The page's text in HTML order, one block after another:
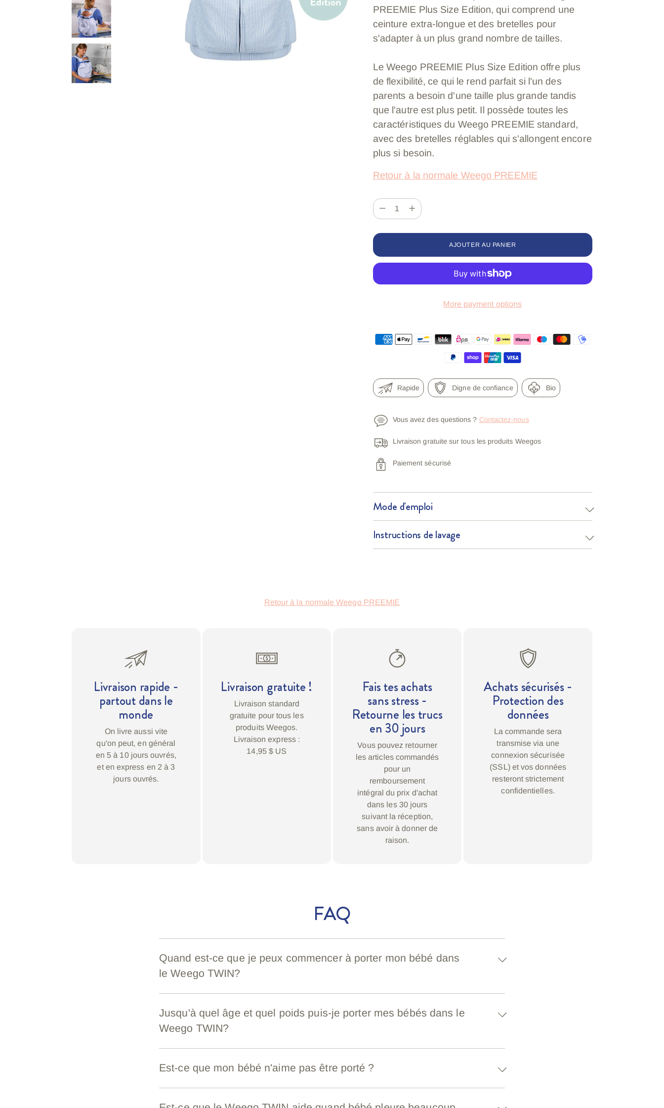
PREEMIE Plus Size Edition, qui comprend une
ceinture extra-longue et des bretelles pour
s'adapter à un plus grand nombre de tailles.
Le Weego PREEMIE Plus Size Edition offre plus
de flexibilité, ce qui le rend parfait si l'un des
parents a besoin d'une taille plus grande tandis
que l'autre est plus petit. Il possède toutes les
caractéristiques du Weego PREEMIE standard,
avec des bretelles réglables qui s'allongent encore
plus si besoin.
Retour à la normale Weego PREEMIE
Quantité
AJOUTER AU PANIER
More payment options
Rapide Digne de confiance Bio
Vous avez des questions ? Contactez-nous
Livraison gratuite sur tous les produits Weegos
Paiement sécurisé
Mode d'emploi
Instructions de lavage
à
Retour à la normale Weego PREEMIE
Livraison rapide -
partout dans le
monde
On livre aussi vite
qu'on peut, en général
en 5 à 10 jours ouvrés,
et en express en 2 à 3
jours ouvrés.
Livraison gratuite !
Livraison standard
gratuite pour tous les
produits Weegos.
Livraison express :
14,95 $ US
Fais tes achats
sans stress -
Retourne les trucs
en 30 jours
Vous pouvez retourner
les articles commandés
pour un
remboursement
intégral du prix d'achat
dans les 30 jours
suivant la réception,
sans avoir à donner de
raison.
Achats sécurisés -
Protection des
données
La commande sera
transmise via une
connexion sécurisée
(SSL) et vos données
resteront strictement
confidentielles.
FAQ
Quand est-ce que je peux commencer à porter mon bébé dans
le Weego TWIN?
Jusqu'à quel âge et quel poids puis-je porter mes bébés dans le
Weego TWIN?
Est-ce que mon bébé n'aime pas être porté ?